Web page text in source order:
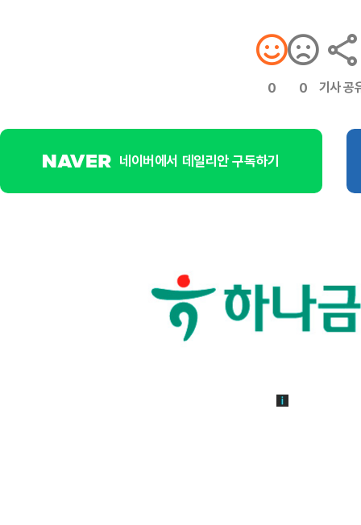
0 0 기사 공
네이버에서 데일리안 구독하기